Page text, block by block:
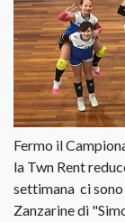
Fermo il
la Twn Rent
settimana ci
Zanzarine di